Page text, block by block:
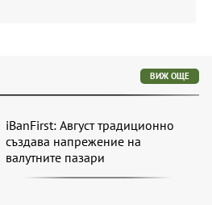
ВИЖ ОЩЕ
iBanFirst: Август традиционно
създава напрежение на
валутните пазари